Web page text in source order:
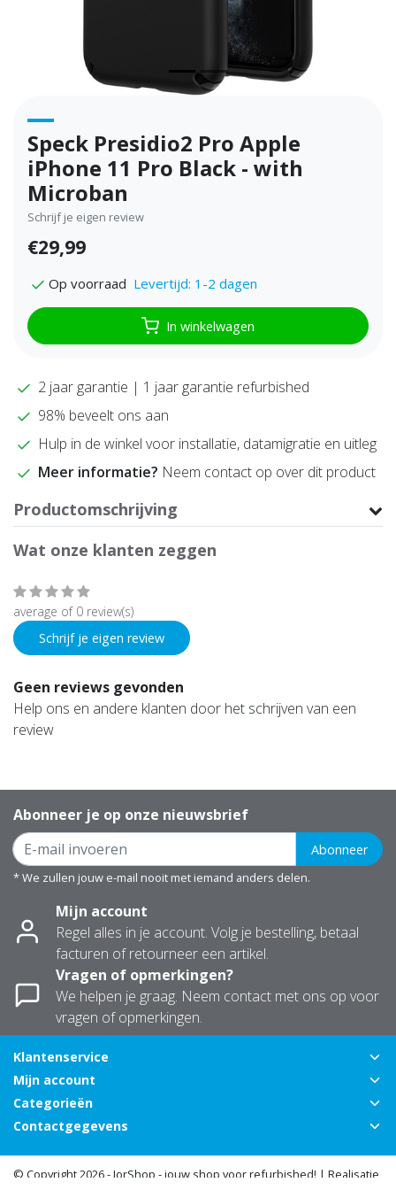
Speck Presidio2 Pro Apple
iPhone 11 Pro Black - with
Microban
Schrijf je eigen review
€29,99
Op voorraad Levertijd: 1-2 dagen
In winkelwagen
2 jaar garantie | 1 jaar garantie refurbished
98% beveelt ons aan
Hulp in de winkel voor installatie, datamigratie en uitleg
Meer informatie? Neem contact op over dit product
Productomschrijving
Wat onze klanten zeggen
average of 0 review(s)
Schrijf je eigen review
Geen reviews gevonden
Help ons en andere klanten door het schrijven van een
review
Abonneer je op onze nieuwsbrief
Abonneer
* We zullen jouw e-mail nooit met iemand anders delen.
Mijn account
Regel alles in je account. Volg je bestelling, betaal
facturen of retourneer een artikel.
Vragen of opmerkingen?
We helpen je graag. Neem contact met ons op voor
vragen of opmerkingen.
Klantenservice
Mijn account
Categorieën
Contactgegevens
© Copyright 2026 - JorShop - jouw shop voor refurbished! | Realisatie